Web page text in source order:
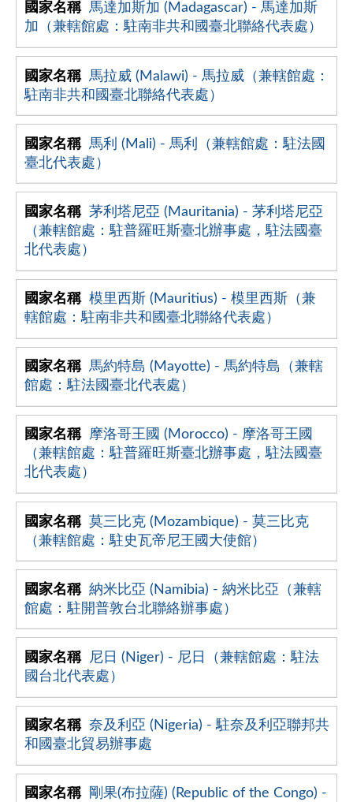
馬達加斯加 (Madagascar) - 馬達加斯
加（兼轄館處：駐南非共和國臺北聯絡代表處）
馬拉威 (Malawi) - 馬拉威（兼轄館處：
駐南非共和國臺北聯絡代表處）
馬利 (Mali) - 馬利（兼轄館處：駐法國
臺北代表處）
茅利塔尼亞 (Mauritania) - 茅利塔尼亞
（兼轄館處：駐普羅旺斯臺北辦事處，駐法國臺
北代表處）
模里西斯 (Mauritius) - 模里西斯（兼
轄館處：駐南非共和國臺北聯絡代表處）
馬約特島 (Mayotte) - 馬約特島（兼轄
館處：駐法國臺北代表處）
摩洛哥王國 (Morocco) - 摩洛哥王國
（兼轄館處：駐普羅旺斯臺北辦事處，駐法國臺
北代表處）
莫三比克 (Mozambique) - 莫三比克
（兼轄館處：駐史瓦帝尼王國大使館）
納米比亞 (Namibia) - 納米比亞（兼轄
館處：駐開普敦台北聯絡辦事處）
尼日 (Niger) - 尼日（兼轄館處：駐法
國台北代表處）
奈及利亞 (Nigeria) - 駐奈及利亞聯邦共
和國臺北貿易辦事處
剛果(布拉薩) (Republic of the Congo) -